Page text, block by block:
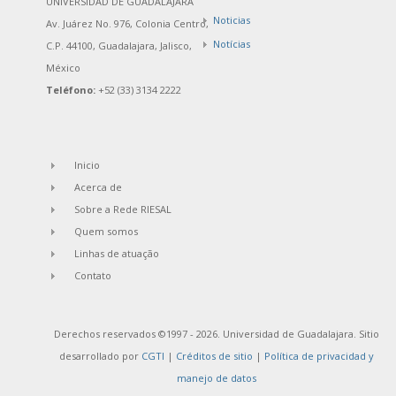
Av. Juárez No. 976, Colonia Centro,
C.P. 44100, Guadalajara, Jalisco,
México
Teléfono: +52 (33) 3134 2222
Noticias
Notícias
Inicio
Acerca de
Sobre a Rede RIESAL
Quem somos
Linhas de atuação
Contato
Derechos reservados ©1997 - 2026. Universidad de Guadalajara. Sitio
desarrollado por CGTI | Créditos de sitio | Política de privacidad y
manejo de datos